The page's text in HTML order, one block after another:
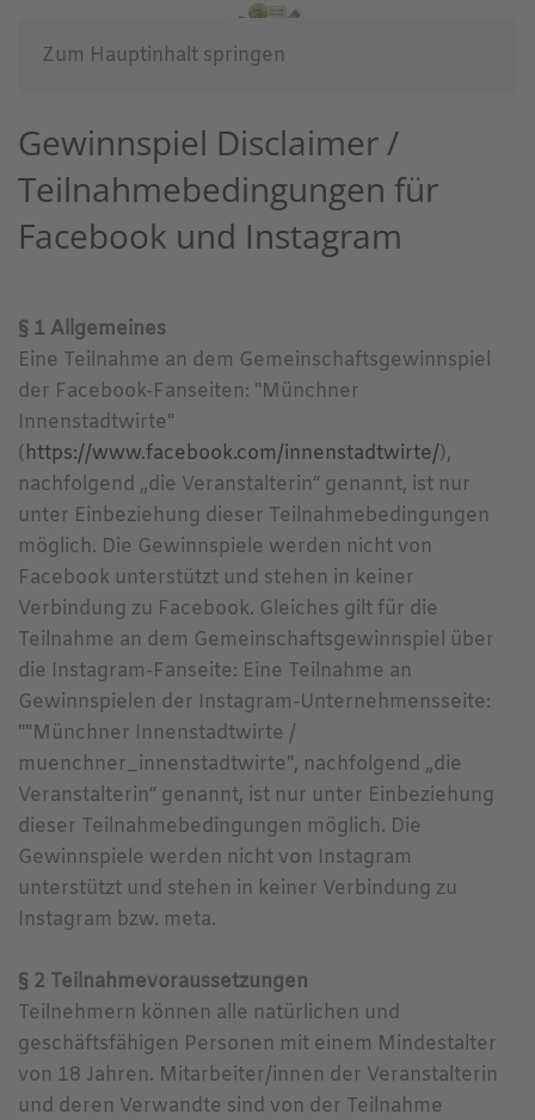
Zum Hauptinhalt springen
Gewinnspiel Disclaimer /
Teilnahmebedingungen für
Facebook und Instagram
§ 1 Allgemeines
Eine Teilnahme an dem Gemeinschaftsgewinnspiel
der Facebook-Fanseiten: "Münchner
Innenstadtwirte"
(https://www.facebook.com/innenstadtwirte/),
nachfolgend „die Veranstalterin“ genannt, ist nur
unter Einbeziehung dieser Teilnahmebedingungen
möglich. Die Gewinnspiele werden nicht von
Facebook unterstützt und stehen in keiner
Verbindung zu Facebook. Gleiches gilt für die
Teilnahme an dem Gemeinschaftsgewinnspiel über
die Instagram-Fanseite: Eine Teilnahme an
Gewinnspielen der Instagram-Unternehmensseite:
""Münchner Innenstadtwirte /
muenchner_innenstadtwirte", nachfolgend „die
Veranstalterin“ genannt, ist nur unter Einbeziehung
dieser Teilnahmebedingungen möglich. Die
Gewinnspiele werden nicht von Instagram
unterstützt und stehen in keiner Verbindung zu
Instagram bzw. meta.
§ 2 Teilnahmevoraussetzungen
Teilnehmern können alle natürlichen und
geschäftsfähigen Personen mit einem Mindestalter
von 18 Jahren. Mitarbeiter/innen der Veranstalterin
und deren Verwandte sind von der Teilnahme